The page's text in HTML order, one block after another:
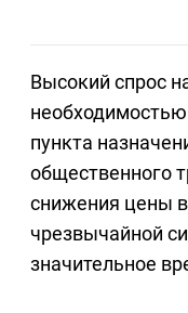
Высокий спрос
пункта
общественного
снижения цены
чрезвычайной
значительное